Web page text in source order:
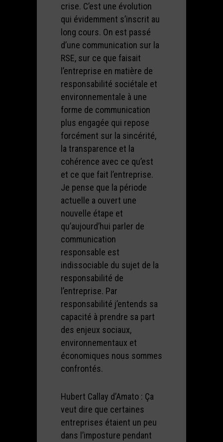
crise. C’est une évolution
qui évidemment s’inscrit au
long cours. On est passé
d’une communication sur la
RSE, sur ce que faisait
l’entreprise en matière de
responsabilité sociétale et
environnementale à une
forme de communication
plus engagée qui repose
forcément sur la sincérité,
la transparence et la
cohérence avec ce qu’est
et ce que fait l’entreprise.
Je pense que la période
actuelle a ouvert une
nouvelle étape et
qu’aujourd’hui parler de
communication
responsable est
indissociable du sujet de la
responsabilité de
l’entreprise. Par
responsabilité j’entends sa
capacité à prendre sa part
des enjeux sociaux,
environnementaux et
économiques nous sommes
confrontés.
Hubert Callay d’Amato : Ça
veut dire que certaines
entreprises étaient un peu
dans l’imposture pendant